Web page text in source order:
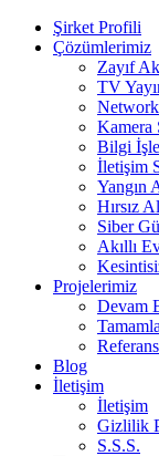
Şirket Profili
Çözümlerimiz
Zayıf
TV
Kamera
Bilgi
İletişim
Yangın
Hırsız
Siber
Akıllı
Projelerimiz
Devam
Blog
İletişim
İletişim
Gizlilik
S.S.S.